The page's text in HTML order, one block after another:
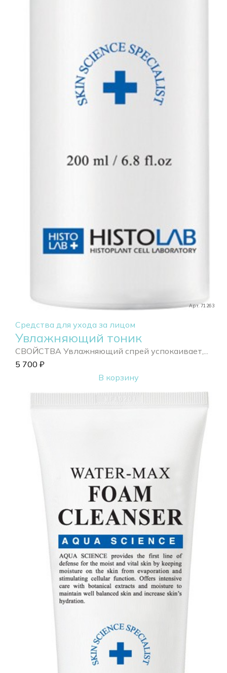
Арт. 71263
Средства для ухода за лицом
Увлажняющий тоник
СВОЙСТВА Увлажняющий спрей успокаивает,...
5 700 ₽
В корзину